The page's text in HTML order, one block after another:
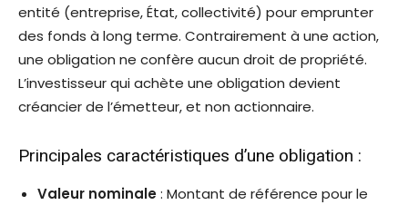
entité (entreprise, État, collectivité) pour emprunter
des fonds à long terme. Contrairement à une action,
une obligation ne confère aucun droit de propriété.
L’investisseur qui achète une obligation devient
créancier de l’émetteur, et non actionnaire.
Principales caractéristiques d’une obligation :
Valeur nominale: Montant de référence pour le